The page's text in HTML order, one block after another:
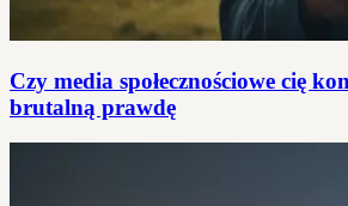
Czy media społecznościowe cię
brutalną prawdę